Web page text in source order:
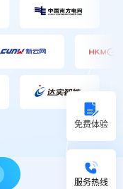
免费体验
服务热线